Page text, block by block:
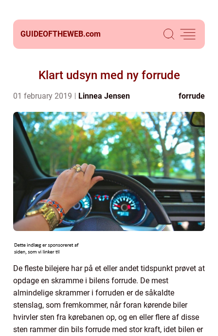
GUIDEOFTHEWEB.com
Klart udsyn med ny forrude
01 february 2019 Linnea Jensen forrude
De fleste bilejere har på et eller andet tidspunkt prøvet at
opdage en skramme i bilens forrude. De mest
almindelige skrammer i forruden er de såkaldte
stenslag, som fremkommer, når foran kørende biler
hvirvler sten fra kørebanen op, og en eller flere af disse
sten rammer din bils forrude med stor kraft, idet bilen er